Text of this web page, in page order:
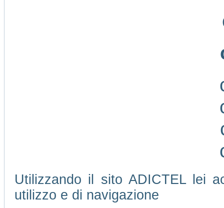
Utilizzando il sito ADICTEL lei
utilizzo e di navigazione